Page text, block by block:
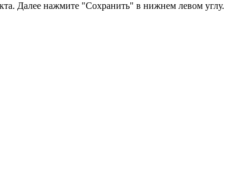
Далее нажмите "Сохранить" в нижнем левом углу.